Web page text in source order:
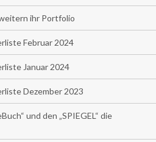
ihr Portfolio
Februar 2024
Januar 2024
Dezember 2023
und den „SPIEGEL“ die